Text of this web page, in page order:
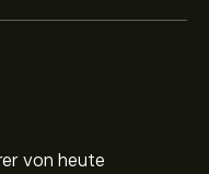
von heute